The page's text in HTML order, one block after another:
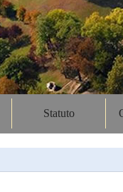
Statuto